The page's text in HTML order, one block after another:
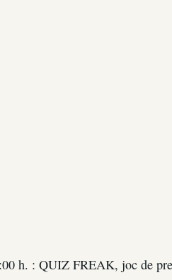
h. : QUIZ FREAK, joc de